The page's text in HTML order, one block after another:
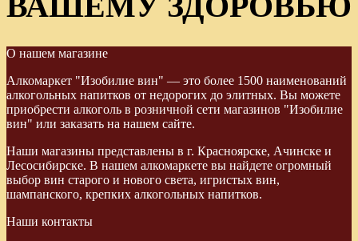
О нашем магазине
Алкомаркет "Изобилие вин" — это более 1500 наименований
алкогольных напитков от недорогих до элитных. Вы можете
приобрести алкоголь в розничной сети магазинов "Изобилие
вин" или заказать на нашем сайте.
Наши магазины представлены в г. Красноярске, Ачинске и
Лесосибирске. В нашем алкомаркете вы найдете огромный
выбор вин старого и нового света, игристых вин,
шампанского, крепких алкогольных напитков.
Наши контакты